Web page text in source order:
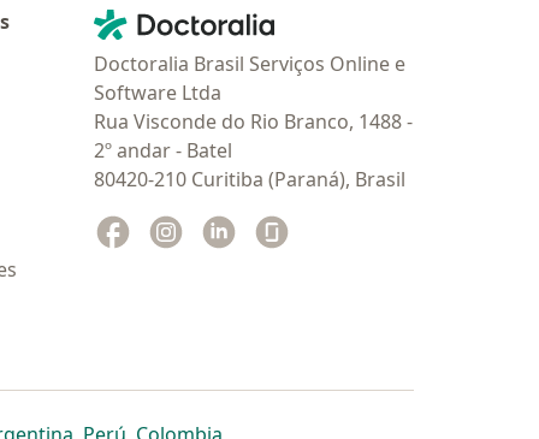
Contato
Doctoralia - Homepage
Doctoralia Brasil Serviços Online e
Software Ltda
Rua Visconde do Rio Branco, 1488 -
2º andar - Batel
80420-210 Curitiba (Paraná), Brasil
Facebook
abre num novo separador
Instagram
abre num novo separador
Linkedin
abre num novo separador
separador
num novo separador
abre num novo separador
abre num novo separador
abre num novo separador